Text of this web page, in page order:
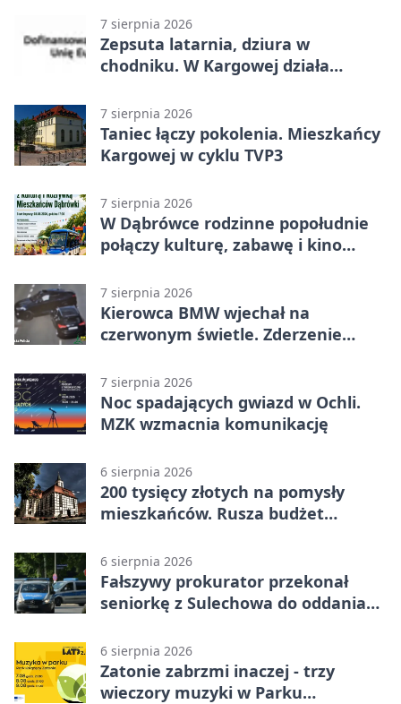
7 sierpnia 2026
Zepsuta latarnia, dziura w
chodniku. W Kargowej działa
7 sierpnia 2026
Taniec łączy pokolenia. Mieszkańcy
Kargowej w cyklu TVP3
7 sierpnia 2026
W Dąbrówce rodzinne popołudnie
połączy kulturę, zabawę i kino
7 sierpnia 2026
Kierowca BMW wjechał na
czerwonym świetle. Zderzenie
7 sierpnia 2026
Noc spadających gwiazd w Ochli.
MZK wzmacnia komunikację
6 sierpnia 2026
200 tysięcy złotych na pomysły
mieszkańców. Rusza budżet
6 sierpnia 2026
Fałszywy prokurator przekonał
seniorkę z Sulechowa do oddania
6 sierpnia 2026
Zatonie zabrzmi inaczej - trzy
wieczory muzyki w Parku